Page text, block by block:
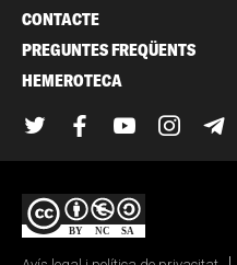
CONTACTE
PREGUNTES FREQÜENTS
HEMEROTECA
TwitterFacebook
YouTube